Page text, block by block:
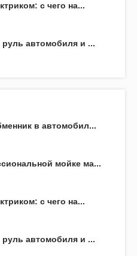
с чего на...
руль автомобиля и ...
в автомобил...
мойке ма...
с чего на...
руль автомобиля и ...